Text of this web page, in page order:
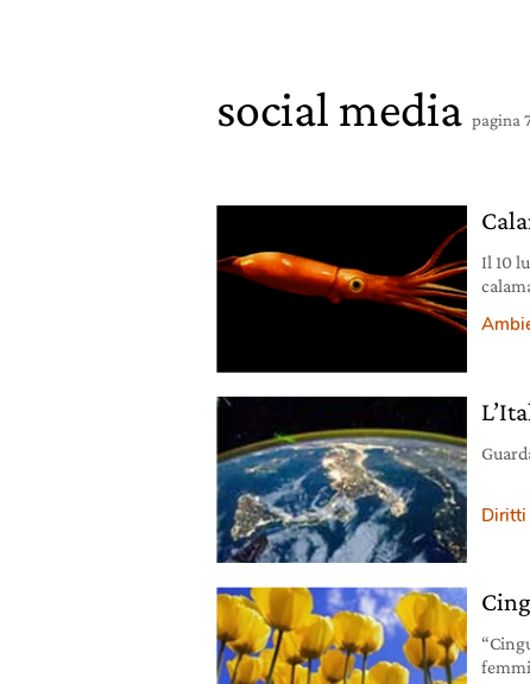
social media pagina
Il 10
Diritti